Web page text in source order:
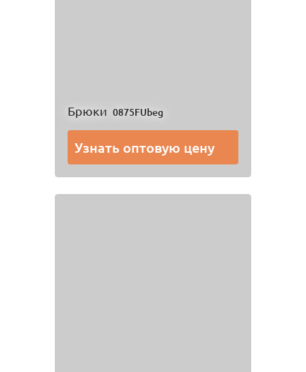
Брюки 0875FUbeg
Узнать оптовую цену